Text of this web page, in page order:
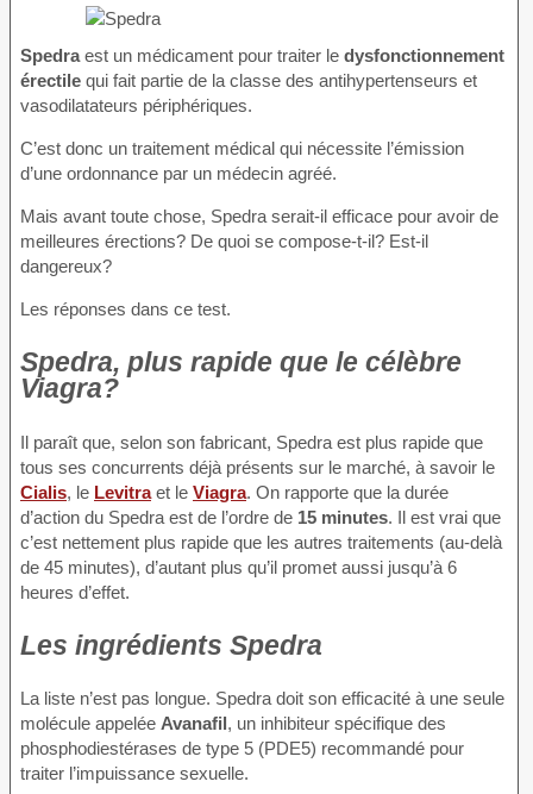
Spedraest un médicament pour traiter le dysfonctionnement
érectile qui fait partie de la classe des antihypertenseurs et
vasodilatateurs périphériques.
C’est donc un traitement médical qui nécessite l’émission
d’une ordonnance par un médecin agréé.
Mais avant toute chose, Spedra serait-il efficace pour avoir de
meilleures érections? De quoi se compose-t-il? Est-il
dangereux?
Les réponses dans ce test.
Spedra, plus rapide que le célèbre
Viagra?
Il paraît que, selon son fabricant, Spedra est plus rapide que
tous ses concurrents déjà présents sur le marché, à savoir le
Cialis, le Levitraet le Viagra. On rapporte que la durée
d’action du Spedra est de l’ordre de 15 minutes. Il est vrai que
c’est nettement plus rapide que les autres traitements (au-delà
de 45 minutes), d’autant plus qu’il promet aussi jusqu’à 6
heures d’effet.
Les ingrédients Spedra
La liste n’est pas longue. Spedra doit son efficacité à une seule
molécule appelée Avanafil, un inhibiteur spécifique des
phosphodiestérases de type 5 (PDE5) recommandé pour
traiter l’impuissance sexuelle.